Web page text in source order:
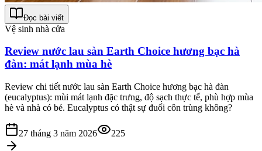
Đọc bài viết
Vệ sinh nhà cửa
Review nước lau sàn Earth Choice hương bạc hà
đàn: mát lạnh mùa hè
Review chi tiết nước lau sàn Earth Choice hương bạc hà đàn
(eucalyptus): mùi mát lạnh đặc trưng, độ sạch thực tế, phù hợp mùa
hè và nhà có bé. Eucalyptus có thật sự đuổi côn trùng không?
27 tháng 3 năm 2026 225